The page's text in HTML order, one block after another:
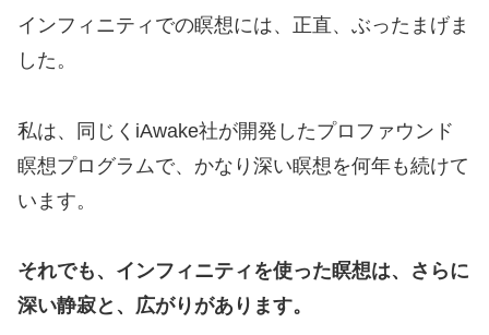
インフィニティでの瞑想には、正直、ぶったまげま
した。
私は、同じくiAwake社が開発したプロファウンド
瞑想プログラムで、かなり深い瞑想を何年も続けて
います。
それでも、インフィニティを使った瞑想は、さらに
深い静寂と、広がりがあります。